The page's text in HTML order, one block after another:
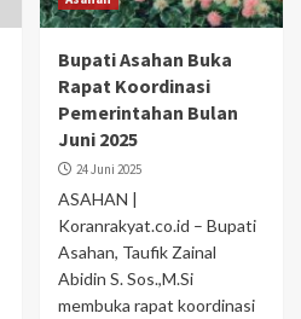
Bupati Asahan Buka
Rapat Koordinasi
Pemerintahan Bulan
Juni 2025
24 Juni 2025
ASAHAN |
Koranrakyat.co.id – Bupati
Asahan, Taufik Zainal
Abidin S. Sos.,M.Si
membuka rapat koordinasi